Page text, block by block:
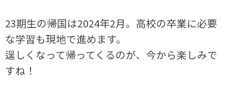
23期生の帰国は2024年2月。高校の卒業に必要
な学習も現地で進めます。
逞しくなって帰ってくるのが、今から楽しみで
すね！